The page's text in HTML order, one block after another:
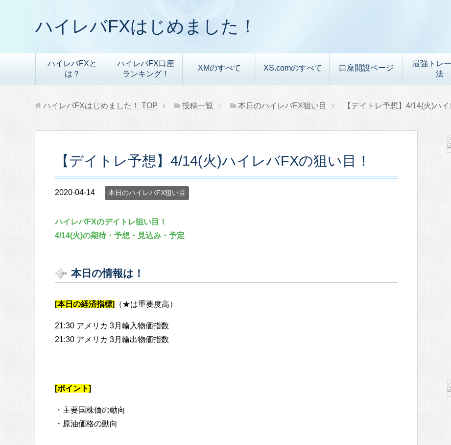
ハイレバFXはじめました！
ハイレバFXと
は？
ハイレバFX口座
ランキング！
XMのすべて XS.comのすべて 口座開設ページ
最強トレ
法
ハイレバFXはじめました！ TOP 投稿一覧 本日のハイレバFX狙い目 【デイトレ予想】4/14(火)ハ
【デイトレ予想】4/14(火)ハイレバFXの狙い目！
2020-04-14 本日のハイレバFX狙い目
ハイレバFXのデイトレ狙い目！
4/14(火)の期待・予想・見込み・予定
本日の情報は！
[本日の経済指標] （★は重要度高）
21:30 アメリカ 3月輸入物価指数
21:30 アメリカ 3月輸出物価指数
[ポイント]
・主要国株価の動向
・原油価格の動向